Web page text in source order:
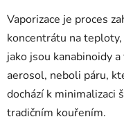
Vaporizace je proces
koncentrátu na
jako jsou kanabinoidy
aerosol, neboli páru,
dochází k minimalizaci
tradičním kouřením.